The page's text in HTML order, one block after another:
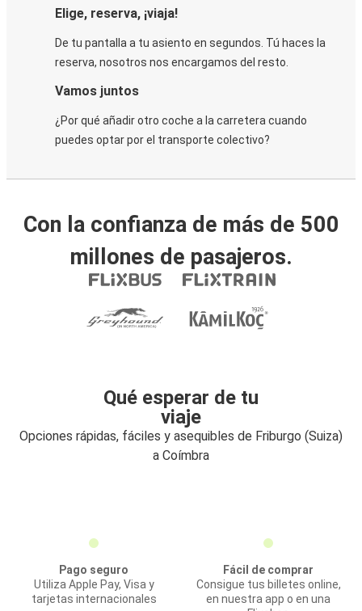
Elige, reserva, ¡viaja!
De tu pantalla a tu asiento en segundos. Tú haces la
reserva, nosotros nos encargamos del resto.
Vamos juntos
¿Por qué añadir otro coche a la carretera cuando
puedes optar por el transporte colectivo?
Con la confianza de más de 500
millones de pasajeros.
Qué esperar de tu
viaje
Opciones rápidas, fáciles y asequibles de Friburgo (Suiza)
a Coímbra
Pago seguro
Utiliza Apple Pay, Visa y
tarjetas internacionales
Fácil de comprar
Consigue tus billetes online,
en nuestra app o en una